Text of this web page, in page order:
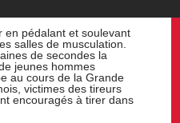
en pédalant et soulevant
salles de musculation.
de secondes la
jeunes hommes
au cours de la Grande
victimes des tireurs
encouragés à tirer dans